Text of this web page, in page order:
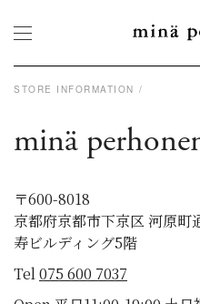
STORE INFORMATION
minä
〒600-8018
京都府京都市下京区 河原町
寿ビルディング5階
Tel075 600 7037